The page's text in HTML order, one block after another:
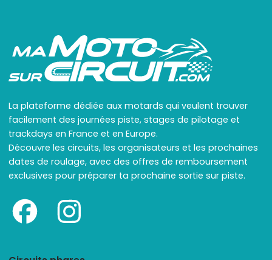
La plateforme dédiée aux motards qui veulent trouver
facilement des journées piste, stages de pilotage et
trackdays en France et en Europe.
Découvre les circuits, les organisateurs et les prochaines
dates de roulage, avec des offres de remboursement
exclusives pour préparer ta prochaine sortie sur piste.